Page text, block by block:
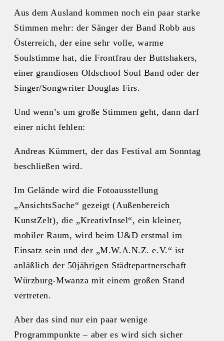
Aus dem Ausland kommen noch ein paar starke
Stimmen mehr: der Sänger der Band Robb aus
Österreich, der eine sehr volle, warme
Soulstimme hat, die Frontfrau der Buttshakers,
einer grandiosen Oldschool Soul Band oder der
Singer/Songwriter Douglas Firs.
Und wenn’s um große Stimmen geht, dann darf
einer nicht fehlen:
Andreas Kümmert, der das Festival am Sonntag
beschließen wird.
Im Gelände wird die Fotoausstellung
„AnsichtsSache“ gezeigt (Außenbereich
KunstZelt), die „KreativInsel“, ein kleiner,
mobiler Raum, wird beim U&D erstmal im
Einsatz sein und der „M.W.A.N.Z. e.V.“ ist
anläßlich der 50jährigen Städtepartnerschaft
Würzburg-Mwanza mit einem großen Stand
vertreten.
Aber das sind nur ein paar wenige
Programmpunkte – aber es wird sich sicher